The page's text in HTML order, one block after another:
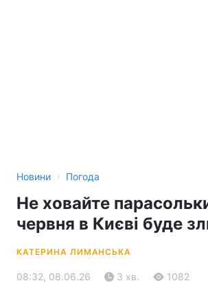
Новини › Погода
Не ховайте
червня в Києві буде
КАТЕРИНА ЛИМАНСЬКА
08:32, 08.06.26 3 хв. 1082